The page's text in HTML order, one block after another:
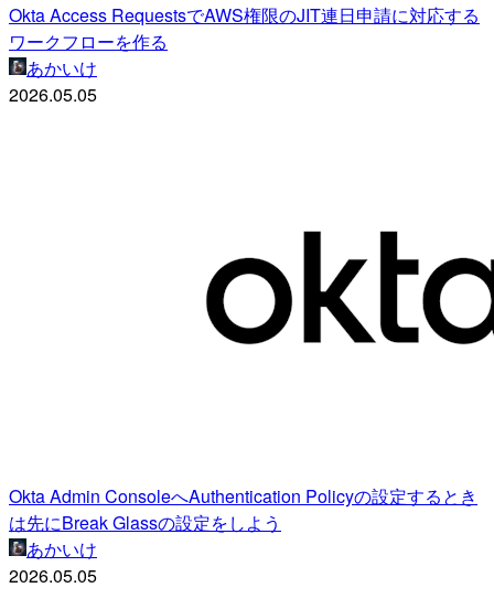
Okta Access RequestsでAWS権限のJIT連日申請に対応する
ワークフローを作る
あかいけ
2026.05.05
Okta Admin ConsoleへAuthentication Policyの設定するとき
は先にBreak Glassの設定をしよう
あかいけ
2026.05.05